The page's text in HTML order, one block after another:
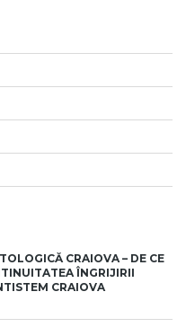
CRAIOVA – DE CE
ÎNGRIJIRII
CRAIOVA